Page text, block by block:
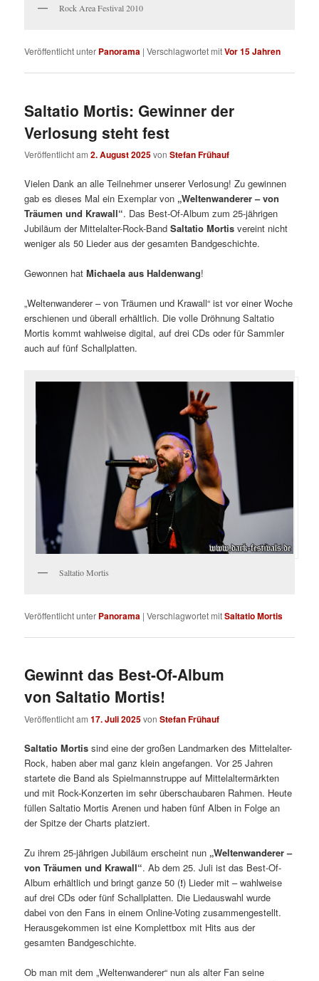
Rock Area Festival 2010
Veröffentlicht unter Panorama |Verschlagwortet mitVor 15 Jahren
Saltatio Mortis: Gewinner der
Verlosung steht fest
Veröffentlicht am2. August 2025vonStefan Frühauf
Vielen Dank an alle Teilnehmer unserer Verlosung! Zu gewinnen
gab es dieses Mal ein Exemplar von „Weltenwanderer – von
Träumen und Krawall“. Das Best-Of-Album zum 25-jährigen
Jubiläum der Mittelalter-Rock-BandSaltatio Mortis vereint nicht
weniger als 50 Lieder aus der gesamten Bandgeschichte.
Gewonnen hatMichaela aus Haldenwang!
„Weltenwanderer – von Träumen und Krawall“ ist vor einer Woche
erschienen und überall erhältlich. Die volle Dröhnung Saltatio
Mortis kommt wahlweise digital, auf drei CDs oder für Sammler
auch auf fünf Schallplatten.
Saltatio Mortis
Veröffentlicht unter Panorama |Verschlagwortet mitSaltatio Mortis
Gewinnt das Best-Of-Album
von Saltatio Mortis!
Veröffentlicht am17. Juli 2025vonStefan Frühauf
Saltatio Mortis sind eine der großen Landmarken des Mittelalter-
Rock, haben aber mal ganz klein angefangen. Vor 25 Jahren
startete die Band als Spielmannstruppe auf Mittelaltermärkten
und mit Rock-Konzerten im sehr überschaubaren Rahmen. Heute
füllen Saltatio Mortis Arenen und haben fünf Alben in Folge an
der Spitze der Charts platziert.
Zu ihrem 25-jährigen Jubiläum erscheint nun „Weltenwanderer –
von Träumen und Krawall“. Ab dem 25. Juli ist das Best-Of-
Album erhältlich und bringt ganze 50 (!) Lieder mit – wahlweise
auf drei CDs oder fünf Schallplatten. Die Liedauswahl wurde
dabei von den Fans in einem Online-Voting zusammengestellt.
Herausgekommen ist eine Komplettbox mit Hits aus der
gesamten Bandgeschichte.
Ob man mit dem „Weltenwanderer“ nun als alter Fan seine